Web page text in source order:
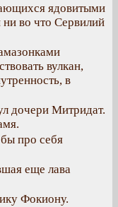
ядовитыми
во что Сервилий
вулкан,
в
дочери Митридат.
про себя
еще лава
Фокиону.